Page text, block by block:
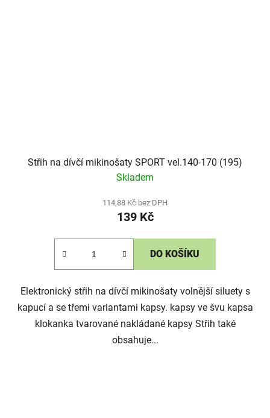
Střih na dívčí mikinošaty SPORT vel.140-170 (195)
Skladem
114,88 Kč bez DPH
139 Kč
DO KOŠÍKU
Elektronický střih na dívčí mikinošaty volnější siluety s
kapucí a se třemi variantami kapsy. kapsy ve švu kapsa
klokanka tvarované nakládané kapsy Střih také
obsahuje...